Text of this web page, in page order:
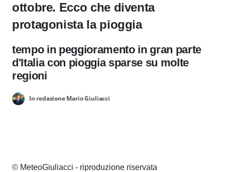
ottobre. Ecco che diventa
protagonista la pioggia
tempo in peggioramento in gran parte
d'Italia con pioggia sparse su molte
regioni
In redazione Mario Giuliacci
© MeteoGiuliacci - riproduzione riservata